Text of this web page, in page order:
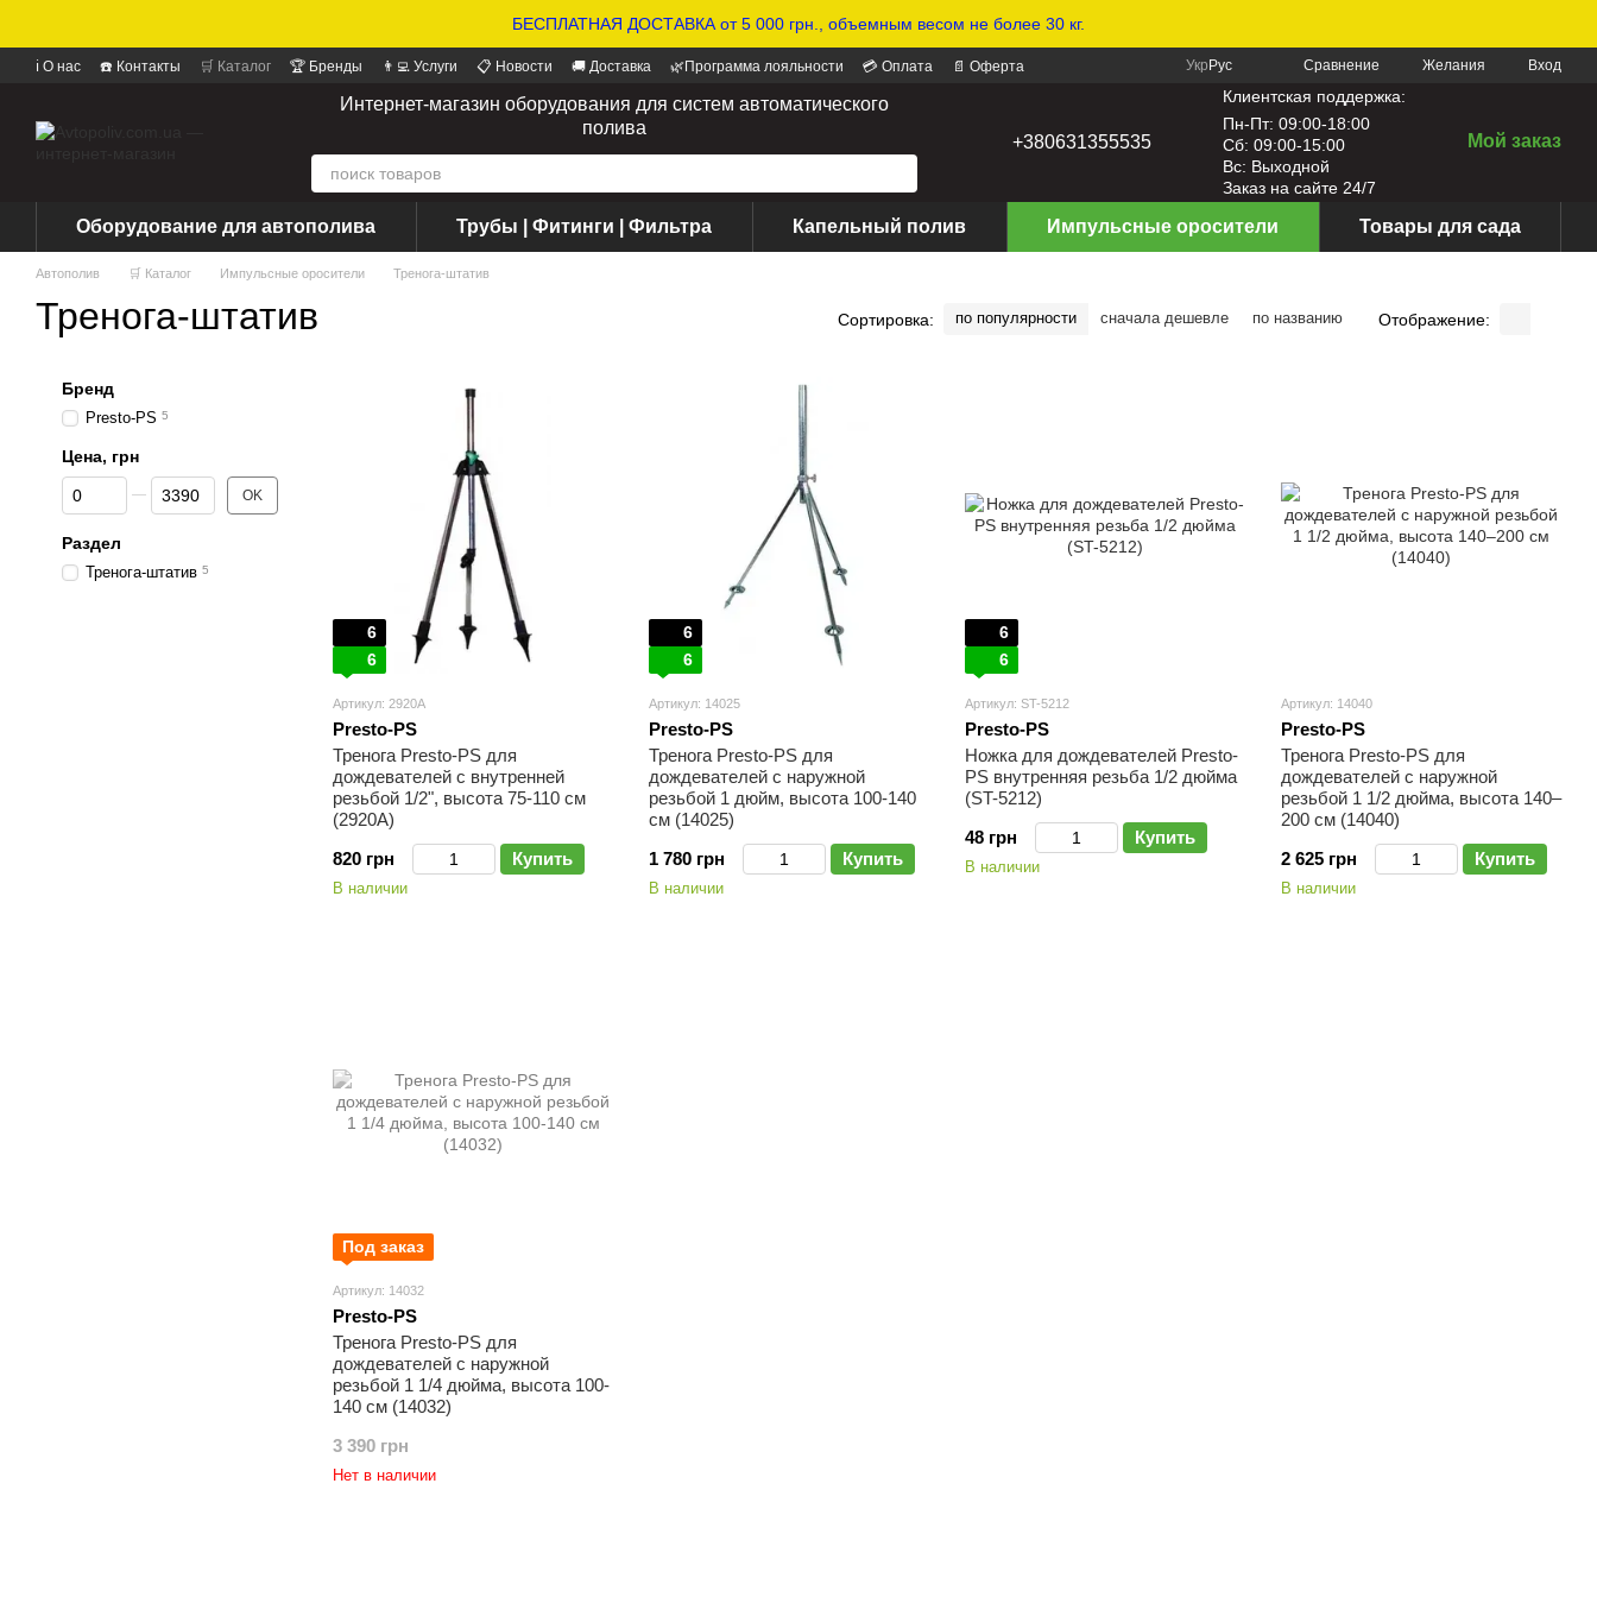
БЕСПЛАТНАЯ ДОСТАВКА от 5 000 грн., объемным весом не более 30 кг.
ℹ️ О нас ☎️ Контакты 🛒 Каталог 🏆 Бренды 👨‍💻 Услуги 📋 Новости 🚚 Доставка 🌿Программа лояльности 💳 Оплата
📄 Оферта
Укр Рус Сравнение Желания Вход
Интернет-магазин оборудования для систем автоматического
полива
+380631355535
Клиентская поддержка:
Пн-Пт: 09:00-18:00
Сб: 09:00-15:00
Вс: Выходной
Заказ на сайте 24/7
Мой заказ
Оборудование для автополива Трубы | Фитинги | Фильтра Капельный полив Импульсные оросители Товары для сада
Автополив 🛒 Каталог Импульсные оросители Тренога-штатив
Тренога-штатив Сортировка: по популярности сначала дешевле по названию Отображение:
6
6
Артикул: 2920А
Presto-PS
Тренога Presto-PS для
дождевателей с внутренней
резьбой 1/2", высота 75-110 см
(2920А)
820 грн
Купить
В наличии
6
6
Артикул: 14025
Presto-PS
Тренога Presto-PS для
дождевателей с наружной
резьбой 1 дюйм, высота 100-140
см (14025)
1 780 грн
Купить
В наличии
6
6
Артикул: ST-5212
Presto-PS
Ножка для дождевателей Presto-
PS внутренняя резьба 1/2 дюйма
(ST-5212)
48 грн
Купить
В наличии
Артикул: 14040
Presto-PS
Тренога Presto-PS для
дождевателей с наружной
резьбой 1 1/2 дюйма, высота 140–
200 см (14040)
2 625 грн
Купить
В наличии
Под заказ
Артикул: 14032
Presto-PS
Тренога Presto-PS для
дождевателей с наружной
резьбой 1 1/4 дюйма, высота 100-
140 см (14032)
3 390 грн
Нет в наличии
Бренд
Presto-PS 5
Цена, грн
От Цена, грн
До Цена, грн OK
Раздел
Тренога-штатив 5